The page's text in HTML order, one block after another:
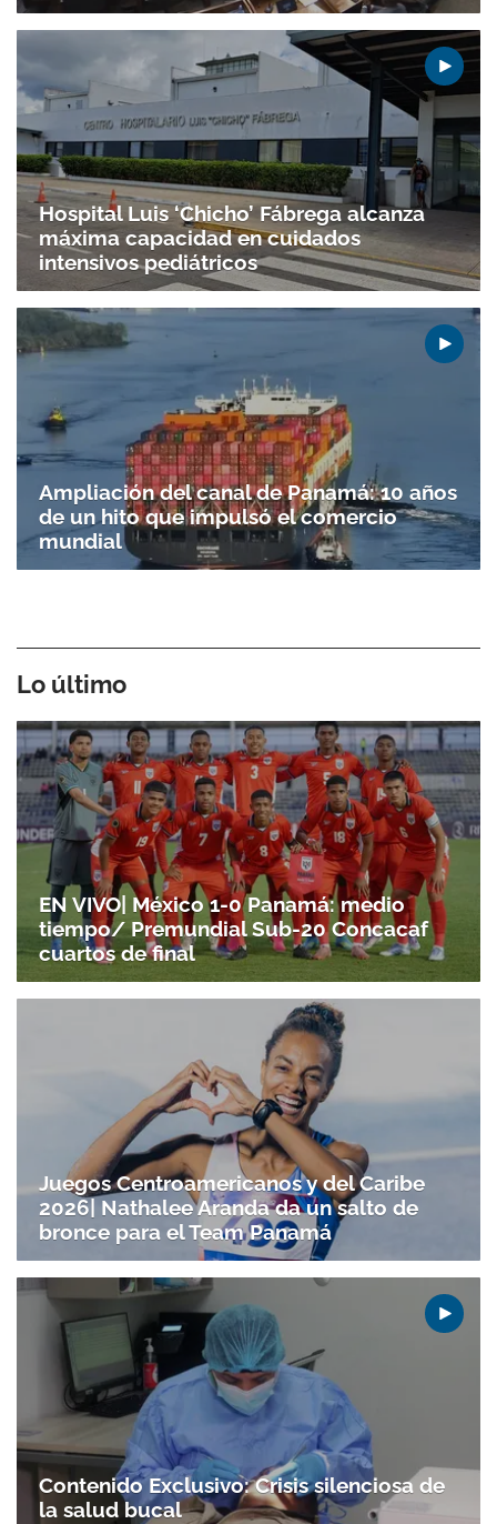
ACEPTAR
Hospital Luis ‘Chicho’ Fábrega alcanza
máxima capacidad en cuidados
intensivos pediátricos
Ampliación del canal de Panamá: 10 años
de un hito que impulsó el comercio
mundial
Lo último
EN VIVO| México 1-0 Panamá: medio
tiempo/ Premundial Sub-20 Concacaf
cuartos de final
Juegos Centroamericanos y del Caribe
2026| Nathalee Aranda da un salto de
bronce para el Team Panamá
Contenido Exclusivo: Crisis silenciosa de
la salud bucal